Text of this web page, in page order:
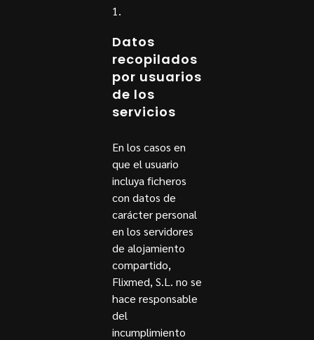
Datos
recopilados
por usuarios
de los
servicios
En los casos en
que el usuario
incluya ficheros
con datos de
carácter personal
en los servidores
de alojamiento
compartido,
Flixmed, S.L. no se
hace responsable
del
incumplimiento